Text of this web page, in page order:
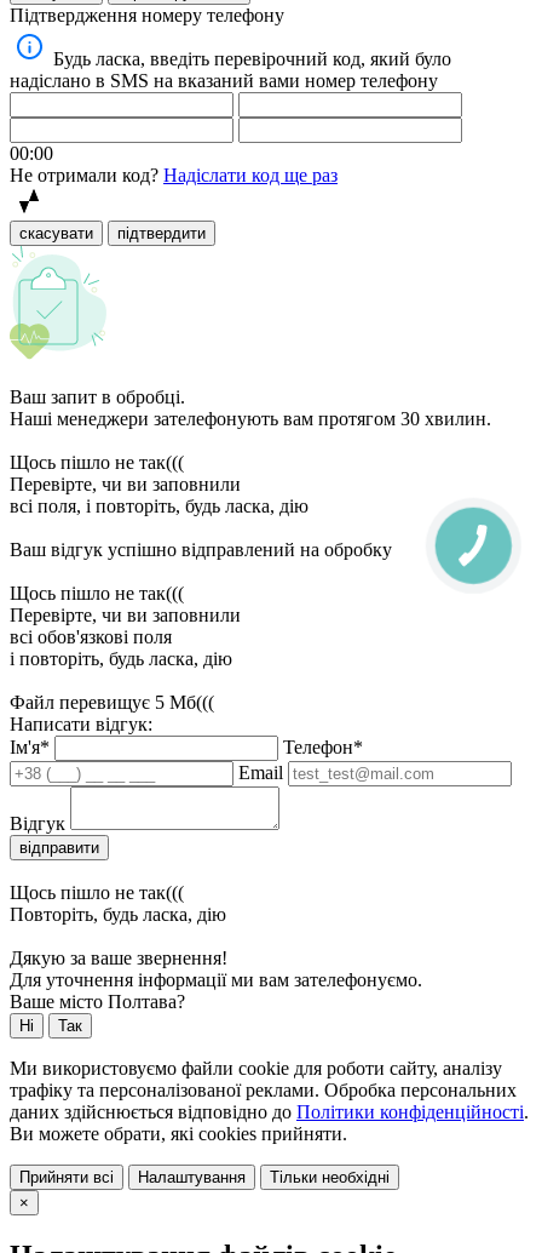
Підтвердження номеру телефону
Будь ласка, введіть перевірочний код, який було
надіслано в SMS на вказаний вами номер телефону
00:00
Не отримали код? Надіслати код ще раз
скасувати підтвердити
Ваш запит в обробці.
Наші менеджери зателефонують вам протягом 30 хвилин.
Щось пішло не так(((
Перевірте, чи ви заповнили
всі поля, і повторіть, будь ласка, дію
Ваш відгук успішно відправлений на обробку
Щось пішло не так(((
Перевірте, чи ви заповнили
всі обов'язкові поля
і повторіть, будь ласка, дію
Файл перевищує 5 Мб(((
Написати відгук:
Ім'я*
Телефон*
Email
Відгук
відправити
Щось пішло не так(((
Повторіть, будь ласка, дію
Дякую за ваше звернення!
Для уточнення інформації ми вам зателефонуємо.
Ваше місто Полтава?
Ні Так
Ми використовуємо файли cookie для роботи сайту, аналізу
трафіку та персоналізованої реклами. Обробка персональних
даних здійснюється відповідно до Політики конфіденційності.
Ви можете обрати, які cookies прийняти.
Прийняти всі Налаштування
Тільки необхідні
×